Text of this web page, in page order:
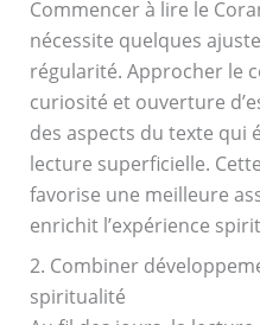
Commencer à lire le
nécessite quelques
régularité. Approcher le
curiosité et ouverture
des aspects du texte qui
lecture superficielle.
favorise une meilleure
enrichit l’expérience
2. Combiner
spiritualité